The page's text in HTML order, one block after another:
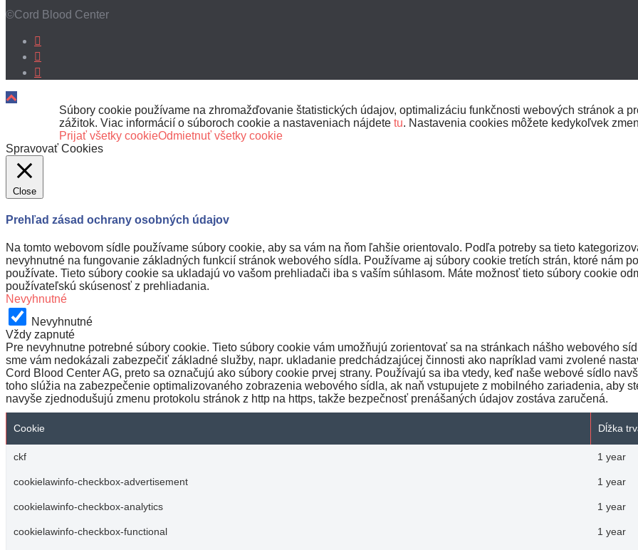
©Cord Blood Center
Súbory cookie používame na zhromažďovanie štatistických údajov, optimalizáciu funkčnosti webových stránok a
zážitok. Viac informácií o súboroch cookie a nastaveniach nájdete tu. Nastavenia cookies môžete kedykoľvek
Prijať všetky cookieOdmietnuť všetky cookie
Spravovať Cookies
Close
Prehľad zásad ochrany osobných údajov
Na tomto webovom sídle používame súbory cookie, aby sa vám na ňom ľahšie orientovalo. Podľa potreby sa tieto
nevyhnutné na fungovanie základných funkcií stránok webového sídla. Používame aj súbory cookie tretích strán, ktoré nám
používate. Tieto súbory cookie sa ukladajú vo vašom prehliadači iba s vaším súhlasom. Máte možnosť tieto súbory cookie
používateľskú skúsenosť z prehliadania.
Nevyhnutné
Nevyhnutné
Vždy zapnuté
Pre nevyhnutne potrebné súbory cookie. Tieto súbory cookie vám umožňujú zorientovať sa na stránkach nášho webového
sme vám nedokázali zabezpečiť základné služby, napr. ukladanie predchádzajúcej činnosti ako napríklad vami zvolené
Cord Blood Center AG, preto sa označujú ako súbory cookie prvej strany. Používajú sa iba vtedy, keď naše webové sídlo
toho slúžia na zabezpečenie optimalizovaného zobrazenia webového sídla, ak naň vstupujete z mobilného zariadenia, aby
navyše zjednodušujú zmenu protokolu stránok z http na https, takže bezpečnosť prenášaných údajov zostáva zaručená.
Cookie Dĺžka
ckf 1 year
cookielawinfo-checkbox-advertisement 1 year
cookielawinfo-checkbox-analytics 1 year
cookielawinfo-checkbox-functional 1 year